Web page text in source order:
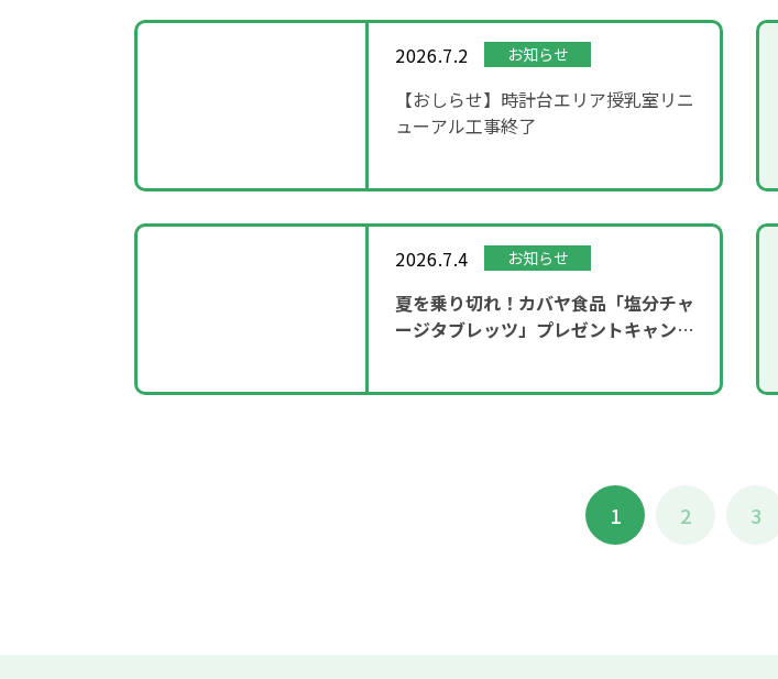
2026.7.2 お知らせ
【おしらせ】時計台エリア授乳室リニ
ューアル工事終了
2026.7.4 お知らせ
夏を乗り切れ！カバヤ食品「塩分チャ
ージタブレッツ」プレゼントキャンペ
1 2 3